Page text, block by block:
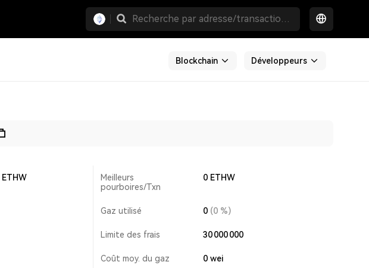
Blockchain Développeurs
ETHW
Meilleurs
pourboires/Txn
0 ETHW
Gaz utilisé 0 (0 %)
Limite des frais 30 000 000
Coût moy. du gaz 0 wei